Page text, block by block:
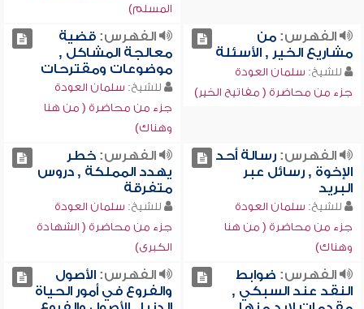
المسلم)
الفهرس:من
مشاريع الخير , الأسئلة
للشيخ: سلمان العودة
جزء من محاضرة ( مفاتيح الخير)
الفهرس:قضية
معالجة المشاكل ,
موضوعات ومقترحات
للشيخ: سلمان العودة
جزء من محاضرة ( من هنا
وهناك)
الفهرس:رسالة أحد
الإخوة , رسائل عبر
البريد
للشيخ: سلمان العودة
جزء من محاضرة ( من هنا
وهناك)
الفهرس:خطر
يهدد المملكة , دروس
متفرقة
للشيخ: سلمان العودة
جزء من محاضرة ( الشهادة
الكبرى)
الفهرس: ضوابط
النقد عند السبكي ,
الفهرس:الأصول
والفروع في أمور الحياة